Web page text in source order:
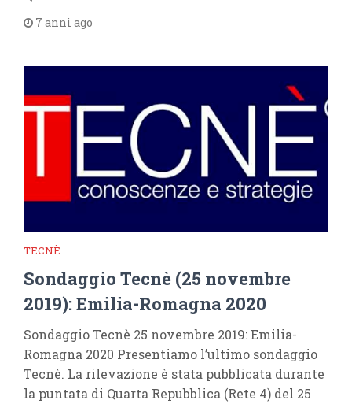
7 anni ago
TECNÈ
Sondaggio Tecnè (25 novembre
2019): Emilia-Romagna 2020
Sondaggio Tecnè 25 novembre 2019: Emilia-
Romagna 2020 Presentiamo l’ultimo sondaggio
Tecnè. La rilevazione è stata pubblicata durante
la puntata di Quarta Repubblica (Rete 4) del 25